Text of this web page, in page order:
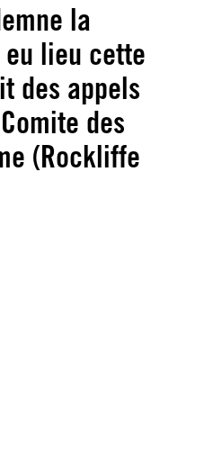
la
lieu cette
des appels
des
(Rockliffe